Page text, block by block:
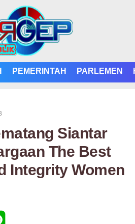
PEMERINTAH PARLEMEN
Siantar
The Best
Integrity Women